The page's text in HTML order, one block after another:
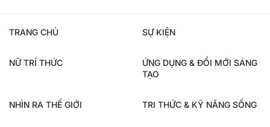
TRANG CHỦ SỰ KIỆN
NỮ TRÍ THỨC
ỨNG DỤNG & ĐỔI MỚI SÁNG
TẠO
NHÌN RA THẾ GIỚI TRI THỨC & KỸ NĂNG SỐNG